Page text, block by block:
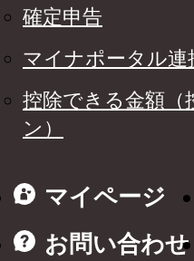
確定申告
マイナポータル連
控除できる金額（
ン）
マイページ
お問い合わせ